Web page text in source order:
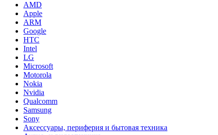
AMD
Apple
ARM
Google
HTC
Intel
LG
Microsoft
Motorola
Nokia
Nvidia
Qualcomm
Samsung
Sony
Аксессуары, периферия и бытовая техника